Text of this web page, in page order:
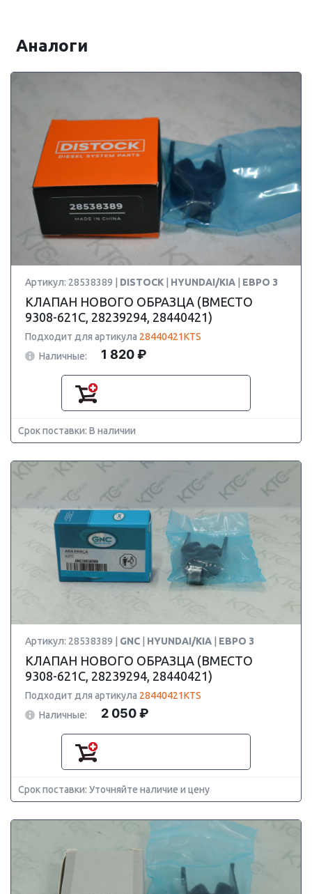
Аналоги
Артикул: 28538389 | DISTOCK HYUNDAI/KIA ЕВРО 3
КЛАПАН НОВОГО ОБРАЗЦА (ВМЕСТО
9308-621C, 28239294, 28440421)
Подходит для артикула 28440421KTS
Наличные:
1 820 ₽
Срок поставки: В наличии
Артикул: 28538389 | GNC HYUNDAI/KIA ЕВРО 3
КЛАПАН НОВОГО ОБРАЗЦА (ВМЕСТО
9308-621C, 28239294, 28440421)
Подходит для артикула 28440421KTS
Наличные:
2 050 ₽
Срок поставки: Уточняйте наличие и цену